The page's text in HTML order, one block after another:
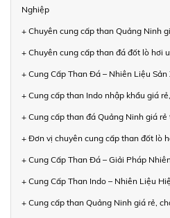
Nghiệp
+ Chuyên cung cấp than Quảng Ninh
+ Chuyên cung cấp than đá đốt lò hơi
+ Cung Cấp Than Đá – Nhiên Liệu
+ Cung cấp than Indo nhập khẩu giá
+ Cung cấp than đá Quảng Ninh giá
+ Đơn vị chuyên cung cấp than đốt lò
+ Cung Cấp Than Đá – Giải Pháp
+ Cung Cấp Than Indo – Nhiên Liệu
+ Cung cấp than Quảng Ninh giá rẻ,